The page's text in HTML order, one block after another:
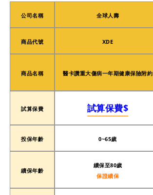
公司名稱 全球人壽
商品代號 XDE
商品名稱 醫卡讚重大傷病一年期健康保險附約
試算保費 試算保費$
投保年齡 0~65歲
續保年齡
續保至80歲
保證續保